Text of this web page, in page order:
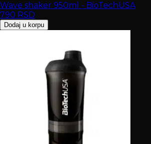
Wave shaker 950ml - BioTechUSA
790 RSD
Dodaj u korpu